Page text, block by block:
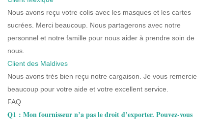
Nous avons reçu votre colis avec les masques et les cartes
sucrées. Merci beaucoup. Nous partagerons avec notre
personnel et notre famille pour nous aider à prendre soin de
nous.
Client des Maldives
Nous avons très bien reçu notre cargaison. Je vous remercie
beaucoup pour votre aide et votre excellent service.
FAQ
Q1 : Mon fournisseur n’a pas le droit d’exporter. Pouvez-vous